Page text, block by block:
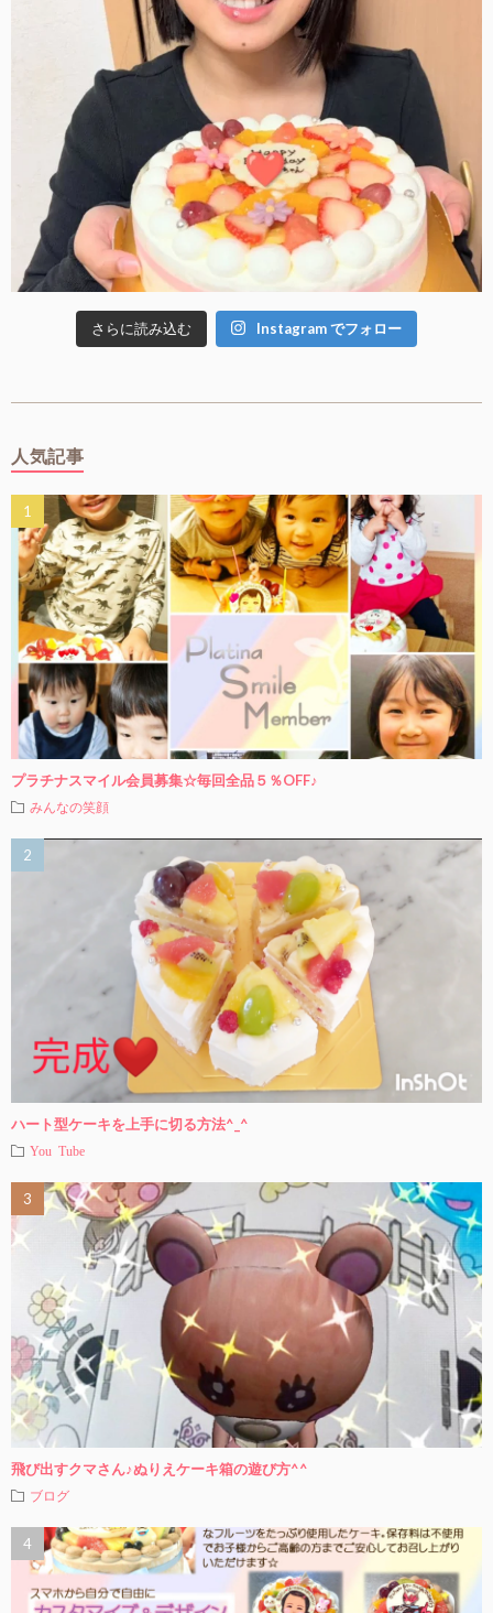
さらに読み込む Instagram でフォロー
人気記事
プラチナスマイル会員募集☆毎回全品５％OFF♪
みんなの笑顔
ハート型ケーキを上手に切る方法^_^
You Tube
飛び出すクマさん♪ぬりえケーキ箱の遊び方^^
ブログ